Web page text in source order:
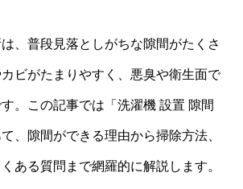
、普段見落としがちな隙間がたくさ
ビがたまりやすく、悪臭や衛生面で
。この記事では「洗濯機 設置 隙間
、隙間ができる理由から掃除方法、
ある質問まで網羅的に解説します。